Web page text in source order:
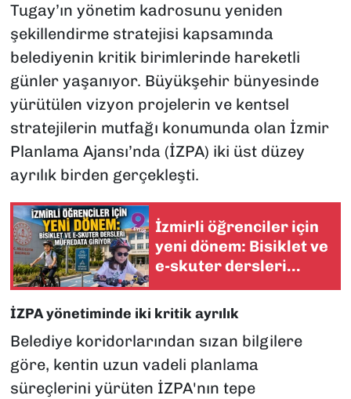
Tugay’ın yönetim kadrosunu yeniden
şekillendirme stratejisi kapsamında
belediyenin kritik birimlerinde hareketli
günler yaşanıyor. Büyükşehir bünyesinde
yürütülen vizyon projelerin ve kentsel
stratejilerin mutfağı konumunda olan İzmir
Planlama Ajansı’nda (İZPA) iki üst düzey
ayrılık birden gerçekleşti.
İzmirli öğrenciler için
yeni dönem: Bisiklet ve
e-skuter dersleri
İZPA yönetiminde iki kritik ayrılık
Belediye koridorlarından sızan bilgilere
göre, kentin uzun vadeli planlama
süreçlerini yürüten İZPA'nın tepe